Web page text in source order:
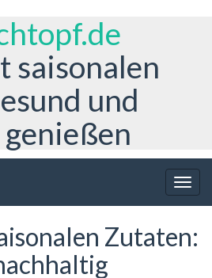
saisonalen
und
Zutaten: